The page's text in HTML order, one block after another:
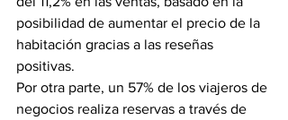
posibilidad de aumentar el precio de la
habitación gracias a las reseñas
positivas.
Por otra parte, un 57% de los viajeros de
negocios realiza reservas a través de